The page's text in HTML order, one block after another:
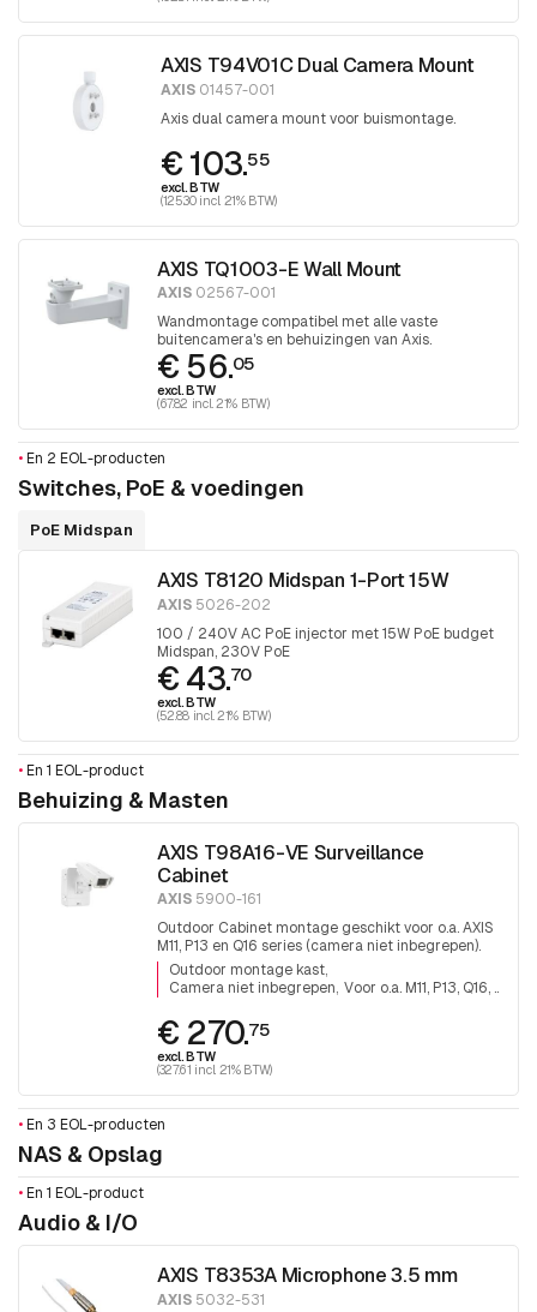
AXIS T94V01C Dual Camera Mount
AXIS01457-001
Axis dual camera mount voor buismontage.
€ 103.55
excl. BTW
(125.30 incl. 21% BTW)
AXIS TQ1003-E Wall Mount
AXIS 02567-001
Wandmontage compatibel met alle vaste
buitencamera's en behuizingen van Axis.
€ 56.05
excl. BTW
(67.82 incl. 21% BTW)
• En 2 EOL-producten
Switches, PoE & voedingen
PoE Midspan
AXIS T8120 Midspan 1-Port 15W
AXIS 5026-202
100 / 240V AC PoE injector met 15W PoE budget
Midspan, 230V PoE
€ 43.70
excl. BTW
(52.88 incl. 21% BTW)
• En 1 EOL-product
Behuizing & Masten
AXIS T98A16-VE Surveillance
Cabinet
AXIS 5900-161
Outdoor Cabinet montage geschikt voor o.a. AXIS
M11, P13 en Q16 series (camera niet inbegrepen).
Outdoor montage kast
Camera niet inbegrepen Voor o.a. M11, P13, Q16, ..
€ 270.75
excl. BTW
(327.61 incl. 21% BTW)
• En 3 EOL-producten
NAS & Opslag
• En 1 EOL-product
Audio & I/O
AXIS T8353A Microphone 3.5 mm
AXIS 5032-531